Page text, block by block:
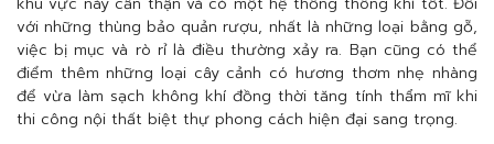
với những thùng bảo quản rượu, nhất là những loại bằng gỗ,
việc bị mục và rò rỉ là điều thường xảy ra. Bạn cũng có thể
điểm thêm những loại cây cảnh có hương thơm nhẹ nhàng
để vừa làm sạch không khí đồng thời tăng tính thẩm mĩ khi
thi công nội thất biệt thự phong cách hiện đại sang trọng.